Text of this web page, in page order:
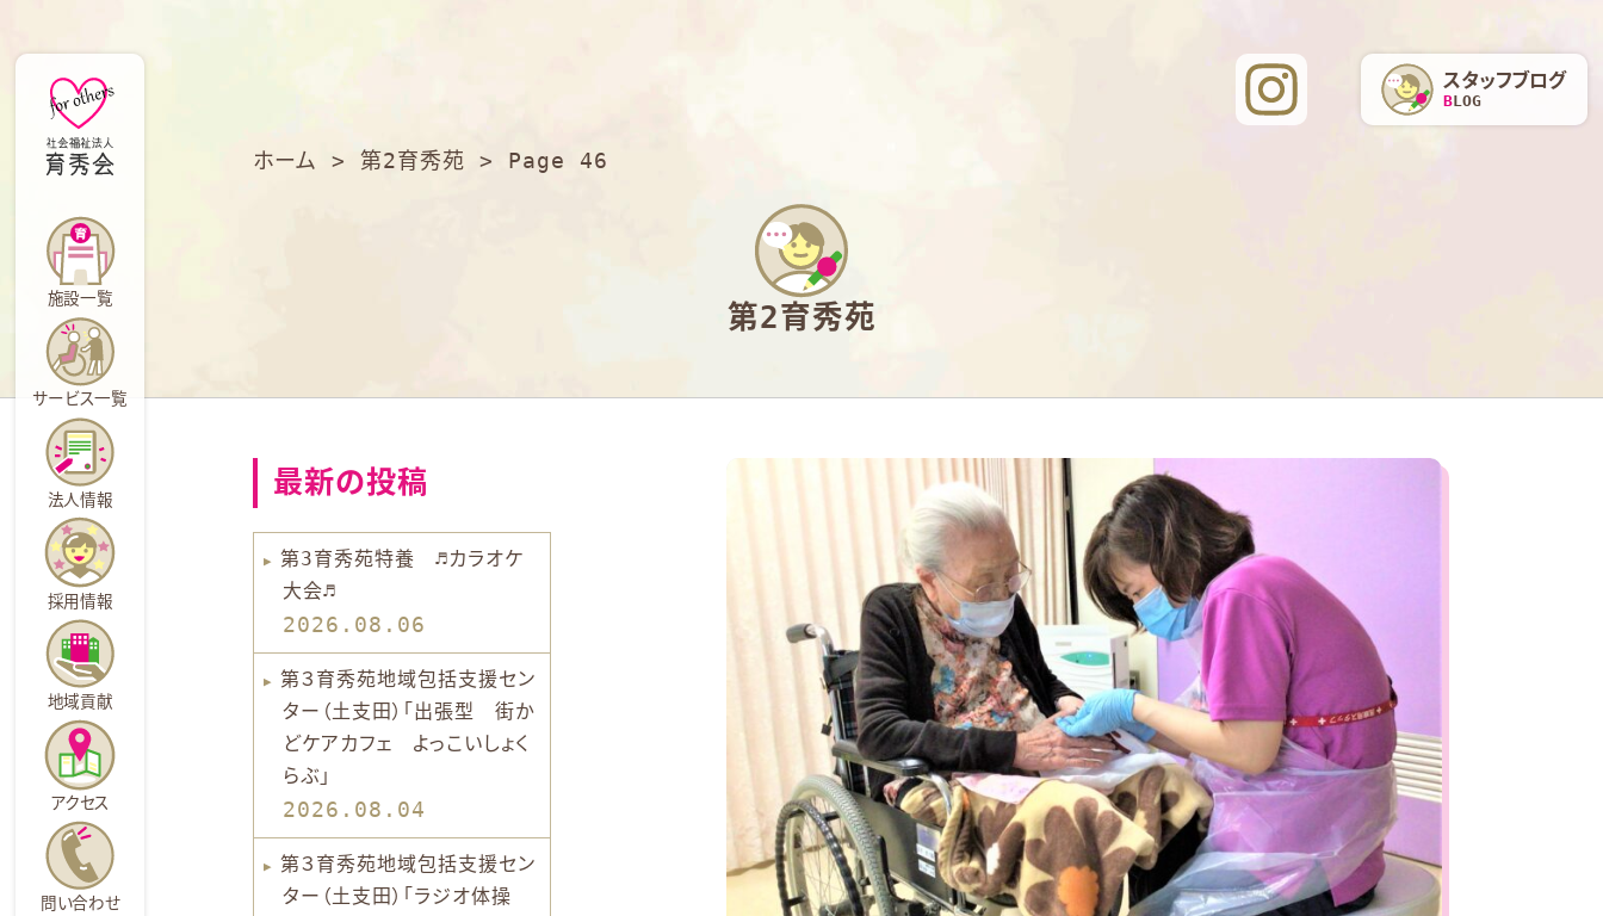
スタッフブログ
BLOG
施設一覧
サービス一覧
法人情報
採用情報
地域貢献
アクセス
問い合わせ
ホーム > 第2育秀苑 > Page 46
第2育秀苑
最新の投稿
第3育秀苑特養 ♬カラオケ
大会♬
2026.08.06
第３育秀苑地域包括支援セン
ター（土支田）「出張型 街か
どケアカフェ よっこいしょく
らぶ」
2026.08.04
第３育秀苑地域包括支援セン
ター（土支田）「ラジオ体操